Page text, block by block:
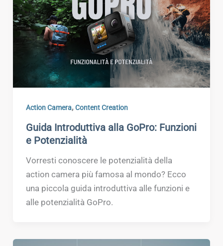
Action Camera,Content Creation
Guida Introduttiva alla GoPro: Funzioni
e Potenzialità
Vorresti conoscere le potenzialità della
action camera più famosa al mondo? Ecco
una piccola guida introduttiva alle funzioni e
alle potenzialità GoPro.